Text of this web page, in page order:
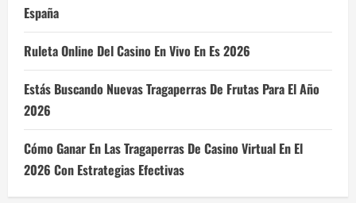
España
Ruleta Online Del Casino En Vivo En Es 2026
Estás Buscando Nuevas Tragaperras De Frutas Para El Año
2026
Cómo Ganar En Las Tragaperras De Casino Virtual En El
2026 Con Estrategias Efectivas